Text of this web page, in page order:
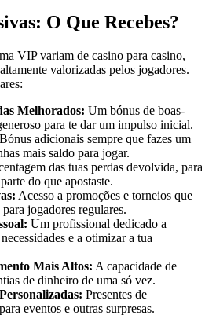
O Que Recebes?
VIP variam de casino para casino,
valorizadas pelos jogadores.
Melhorados: Um bónus de boas-
para te dar um impulso inicial.
Bónus adicionais sempre que fazes um
mais saldo para jogar.
das tuas perdas devolvida, para
do que apostaste.
Acesso a promoções e torneios que
jogadores regulares.
Um profissional dedicado a
e a otimizar a tua
Mais Altos: A capacidade de
de dinheiro de uma só vez.
Presentes de
eventos e outras surpresas.